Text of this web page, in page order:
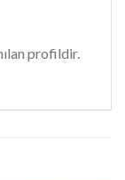
profildir.